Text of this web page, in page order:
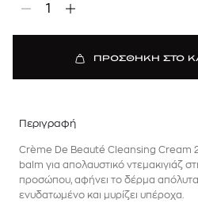
1
ΠΡΟΣΘΗΚΗ ΣΤΟ
Περιγραφή
Crème De Beauté Cleansing Cream
balm για απολαυστικό ντεμακιγιάζ
προσώπου, αφήνει το δέρμα
ενυδατωμένο και μυρίζει υπέροχα.